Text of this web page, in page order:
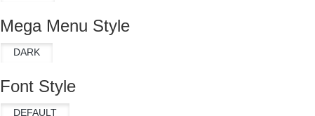
Mega Menu Style
Font Style